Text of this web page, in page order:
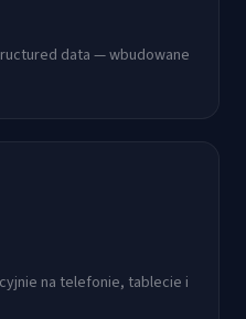
data — wbudowane
na telefonie, tablecie i